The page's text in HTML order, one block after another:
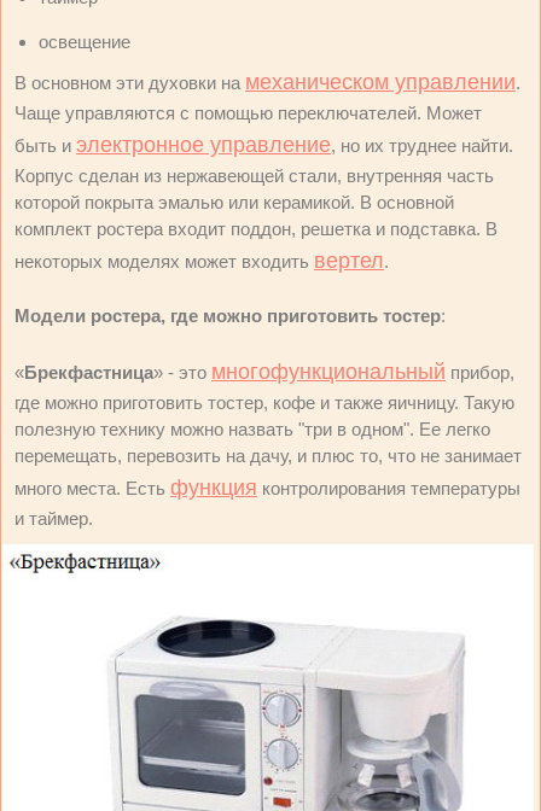
освещение
В основном эти духовки на механическом управлении.
Чаще управляются с помощью переключателей. Может
быть и электронное управление, но их труднее найти.
Корпус сделан из нержавеющей стали, внутренняя часть
которой покрыта эмалью или керамикой. В основной
комплект ростера входит поддон, решетка и подставка. В
некоторых моделях может входить вертел.
Модели ростера, где можно приготовить тостер:
«Брекфастница» - это многофункциональный прибор,
где можно приготовить тостер, кофе и также яичницу. Такую
полезную технику можно назвать "три в одном". Ее легко
перемещать, перевозить на дачу, и плюс то, что не занимает
много места. Есть функция контролирования температуры
и таймер.